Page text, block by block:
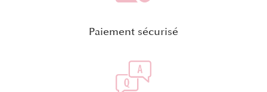
Paiement sécurisé